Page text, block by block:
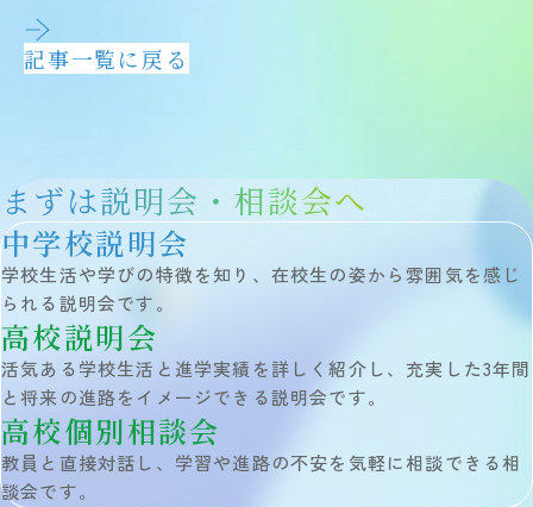
年間行事
獨協埼玉の1日
クラブ活動（中学校）
進路・進学 TOP
進路指導
進学実績
獨協学園との高大連携
他大学との連携
活躍する卒業生
入試情報
入試情報 TOP
中学入試
高校入試
説明会・イベント
外部記事掲載
アクセス
記事一覧に戻る
まずは説明会・相談会へ
中学校説明会
学校生活や学びの特徴を知り、在校生の姿から雰囲気を感じ
られる説明会です。
高校説明会
活気ある学校生活と進学実績を詳しく紹介し、充実した3年間
と将来の進路をイメージできる説明会です。
高校個別相談会
教員と直接対話し、学習や進路の不安を気軽に相談できる相
談会です。